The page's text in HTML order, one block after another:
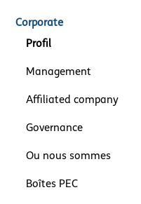
Corporate
Profil
Management
Affiliated company
Governance
Ou nous sommes
Boîtes PEC